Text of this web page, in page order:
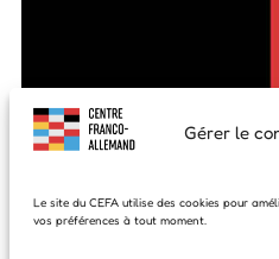
Gérer le
Le site du CEFA utilise des cookies pour
vos préférences à tout moment.